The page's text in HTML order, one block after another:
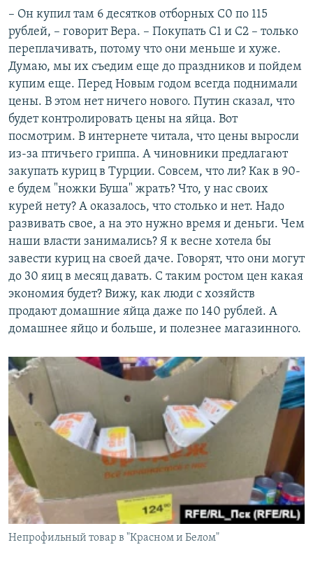
– Он купил там 6 десятков отборных C0 по 115
рублей, – говорит Вера. – Покупать C1 и С2 – только
переплачивать, потому что они меньше и хуже.
Думаю, мы их съедим еще до праздников и пойдем
купим еще. Перед Новым годом всегда поднимали
цены. В этом нет ничего нового. Путин сказал, что
будет контролировать цены на яйца. Вот
посмотрим. В интернете читала, что цены выросли
из-за птичьего гриппа. А чиновники предлагают
закупать куриц в Турции. Совсем, что ли? Как в 90-
е будем "ножки Буша" жрать? Что, у нас своих
курей нету? А оказалось, что столько и нет. Надо
развивать свое, а на это нужно время и деньги. Чем
наши власти занимались? Я к весне хотела бы
завести куриц на своей даче. Говорят, что они могут
до 30 яиц в месяц давать. С таким ростом цен какая
экономия будет? Вижу, как люди с хозяйств
продают домашние яйца даже по 140 рублей. А
домашнее яйцо и больше, и полезнее магазинного.
Непрофильный товар в "Красном и Белом"